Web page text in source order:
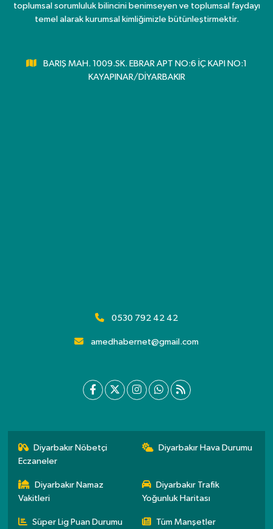
toplumsal sorumluluk bilincini benimseyen ve toplumsal faydayı
temel alarak kurumsal kimliğimizle bütünleştirmektir.
BARIŞ MAH. 1009.SK. EBRAR APT NO:6 İÇ KAPI NO:1
KAYAPINAR/DİYARBAKIR
0530 792 42 42
amedhabernet@gmail.com
Diyarbakır Nöbetçi
Eczaneler
Diyarbakır Hava Durumu
Diyarbakır Namaz
Vakitleri
Diyarbakır Trafik
Yoğunluk Haritası
Süper Lig Puan Durumu Tüm Manşetler